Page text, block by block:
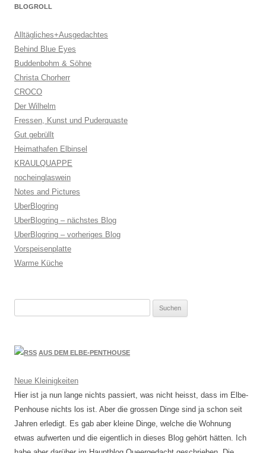
BLOGROLL
Alltägliches+Ausgedachtes
Behind Blue Eyes
Buddenbohm & Söhne
Christa Chorherr
CROCO
Der Wilhelm
Fressen, Kunst und Puderquaste
Gut gebrüllt
Heimathafen Elbinsel
KRAULQUAPPE
nocheinglaswein
Notes and Pictures
UberBlogring
UberBlogring – nächstes Blog
UberBlogring – vorheriges Blog
Vorspeisenplatte
Warme Küche
AUS DEM ELBE-PENTHOUSE
Neue Kleinigkeiten
Hier ist ja nun lange nichts passiert, was nicht heisst, dass im Elbe-
Penhouse nichts los ist. Aber die grossen Dinge sind ja schon seit
Jahren erledigt. Es gab aber kleine Dinge, welche die Wohnung
etwas aufwerten und die eigentlich in dieses Blog gehört hätten. Ich